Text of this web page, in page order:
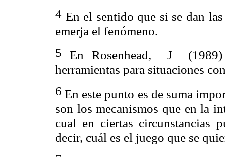
4 En el sentido que si se dan
emerja el fenómeno.
5 En Rosenhead, J
(1989)
herramientas para situaciones
6 En este punto es de suma
son los mecanismos que en la
cual en ciertas circunstancias
decir, cuál es el juego que se